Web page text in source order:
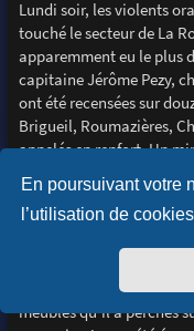
En poursuivant votre
l’utilisation de
Lundi soir, les violents
touché le secteur de La
apparemment eu le plus
capitaine Jérôme Pezy,
ont été recensées sur
Brigueil, Roumazières,
appelés en renfort. Un
caserne sous les ordres
Certains endroits ont été
gros comme des oeufs.
bien secoué. La forte
importants. Toujours
Rochemobilier sait de
meubles qu'il a perchés